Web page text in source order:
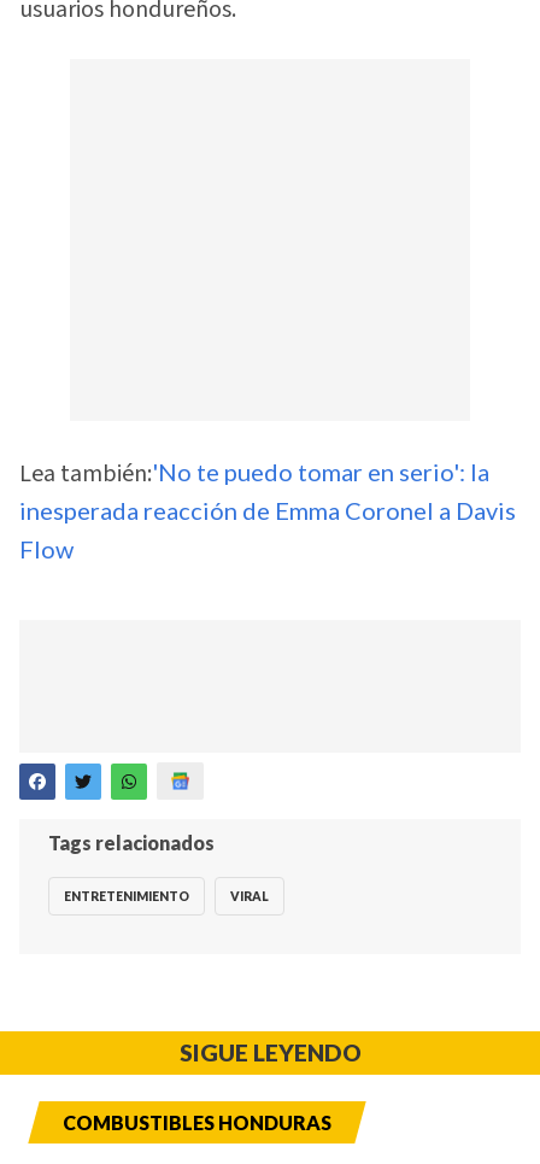
usuarios hondureños.
Lea también:'No te puedo tomar en serio': la
inesperada reacción de Emma Coronel a Davis
Flow
Tags relacionados
ENTRETENIMIENTO VIRAL
SIGUE LEYENDO
COMBUSTIBLES HONDURAS